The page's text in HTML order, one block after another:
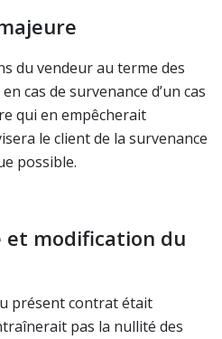
du vendeur au terme des
cas de survenance d’un cas
qui en empêcherait
le client de la survenance
possible.
et modification du
présent contrat était
pas la nullité des